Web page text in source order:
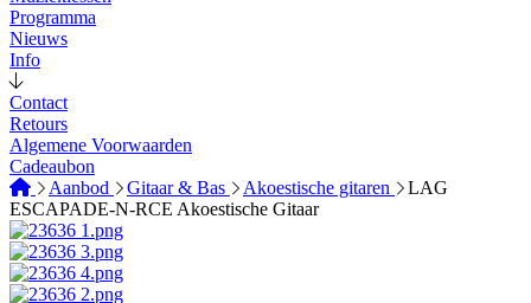
Programma
Nieuws
Info
Contact
Retours
Algemene Voorwaarden
Cadeaubon
Aanbod
Gitaar & Bas Akoestische gitaren
LAG
ESCAPADE-N-RCE Akoestische Gitaar